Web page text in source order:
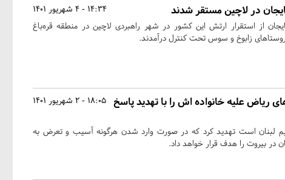
14:34 - 4 شهریور 1401 در لاچین مستقر شدند
از استقرار ارتش این کشور در شهر راهبردی لاچین در منطقه قره‌باغ
زابوخ و سوس تحت کنترل درآمدند.
18:05 - 2 شهریور 1401
ریاض علیه خانواده اش را با تهدید پاسخ
لبنان است تهدید کرد که در صورت وارد شدن هرگونه آسیب و تعرض به
در بیروت را هدف قرار خواهد داد.